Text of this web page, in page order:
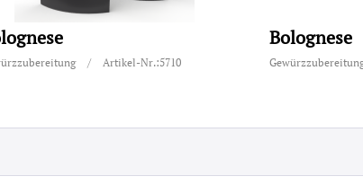
/ Artikel-Nr.:5710
Bolognese